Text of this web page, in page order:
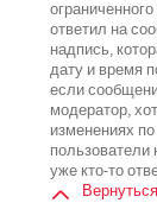
ответил на
надпись,
дату и время
если
модератор,
изменениях
пользователи
уже кто-то